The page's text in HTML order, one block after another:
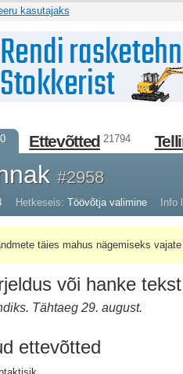
kasutajaks
Ettevõtted 21794
#2958
Hetkeseis: Töövõtja valimine Info
täies mahus nägemiseks
või hanke tekst
Tähtaeg 29. august.
ettevõtted